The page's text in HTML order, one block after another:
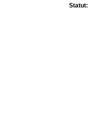
Statut: